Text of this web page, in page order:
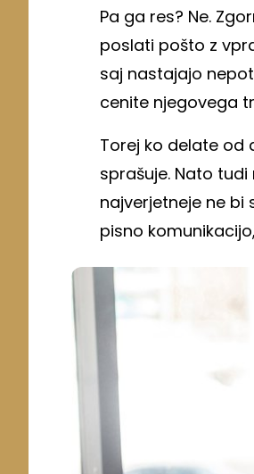
Pa ga res? Ne.
poslati pošto z
saj nastajajo
cenite njegovega
Torej ko delate od
sprašuje. Nato
najverjetneje ne bi
pisno